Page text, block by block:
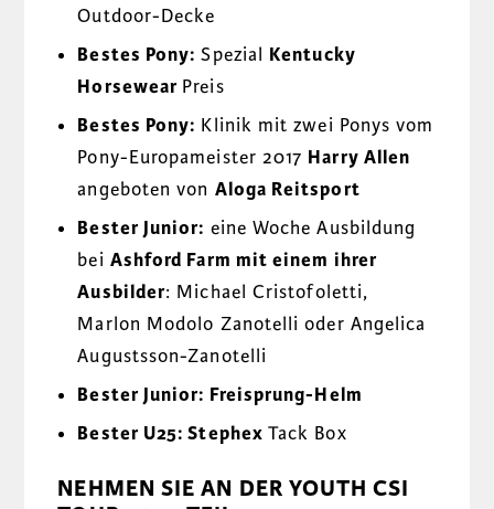
Outdoor-Decke
Bestes Pony: Spezial Kentucky
Horsewear Preis
Bestes Pony: Klinik mit zwei Ponys vom
Pony-Europameister 2017 Harry Allen
angeboten von Aloga Reitsport
Bester Junior: eine Woche Ausbildung
bei Ashford Farm mit einem ihrer
Ausbilder: Michael Cristofoletti,
Marlon Modolo Zanotelli oder Angelica
Augustsson-Zanotelli
Bester Junior: Freisprung-Helm
Bester U25: StephexTack Box
NEHMEN SIE AN DER YOUTH CSI